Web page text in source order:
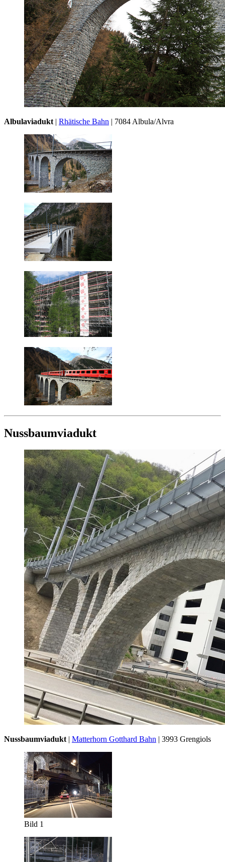
Albulaviadukt | Rhätische Bahn | 7084 Albula/Alvra
Nussbaumviadukt
Nussbaumviadukt | Matterhorn Gotthard Bahn | 3993 Grengiols
Bild 1